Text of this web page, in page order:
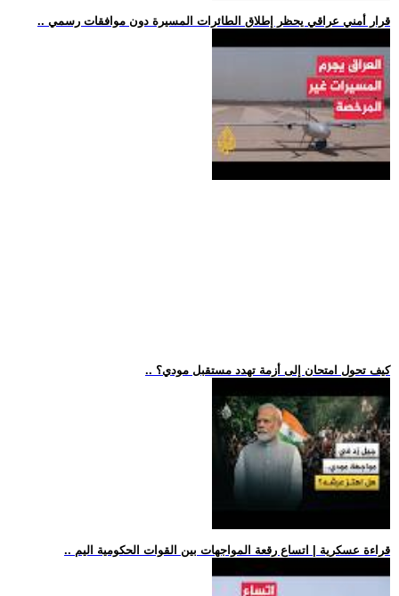
.. قرار أمني عراقي يحظر إطلاق الطائرات المسيرة دون موافقات رسمي
.. كيف تحول امتحان إلى أزمة تهدد مستقبل مودي؟
.. قراءة عسكرية | اتساع رقعة المواجهات بين القوات الحكومية اليم